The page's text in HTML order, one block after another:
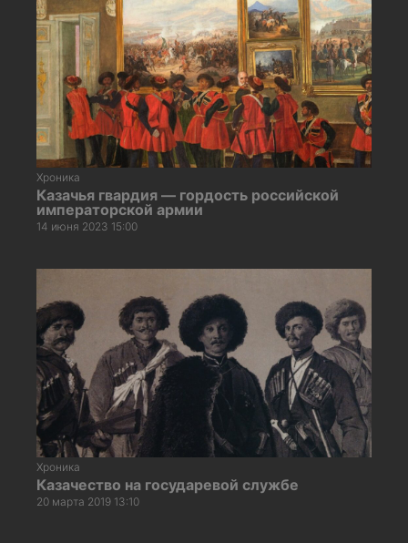
Хроника
Казачья гвардия — гордость российской
императорской армии
14 июня 2023 15:00
Хроника
Казачество на государевой службе
20 марта 2019 13:10